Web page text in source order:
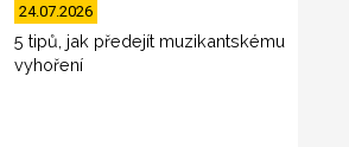
24.07.2026
5 tipů, jak předejít muzikantskému
vyhoření